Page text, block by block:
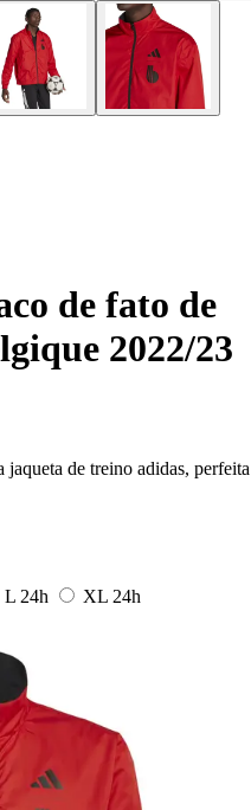
de fato de
2022/23
de treino adidas, perfeita
L 24h XL 24h